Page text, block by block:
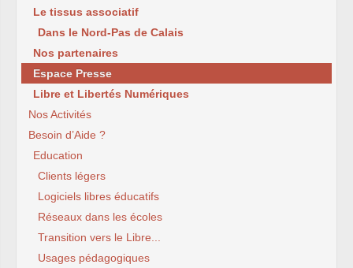
Le tissus associatif
Dans le Nord-Pas de Calais
Nos partenaires
Espace Presse
Libre et Libertés Numériques
Nos Activités
Besoin d’Aide ?
Education
Clients légers
Logiciels libres éducatifs
Réseaux dans les écoles
Transition vers le Libre...
Usages pédagogiques